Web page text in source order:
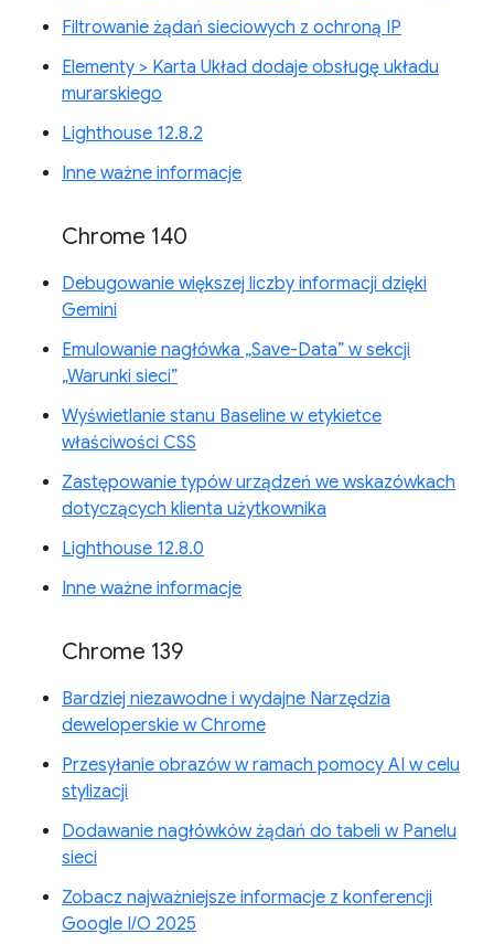
Filtrowanie żądań sieciowych z ochroną IP
Elementy > Karta Układ dodaje obsługę układu
murarskiego
Lighthouse 12.8.2
Inne ważne informacje
Chrome 140
Debugowanie większej liczby informacji dzięki
Gemini
Emulowanie nagłówka „Save-Data” w sekcji
„Warunki sieci”
Wyświetlanie stanu Baseline w etykietce
właściwości CSS
Zastępowanie typów urządzeń we wskazówkach
dotyczących klienta użytkownika
Lighthouse 12.8.0
Inne ważne informacje
Chrome 139
Bardziej niezawodne i wydajne Narzędzia
deweloperskie w Chrome
Przesyłanie obrazów w ramach pomocy AI w celu
stylizacji
Dodawanie nagłówków żądań do tabeli w Panelu
sieci
Zobacz najważniejsze informacje z konferencji
Google I/O 2025